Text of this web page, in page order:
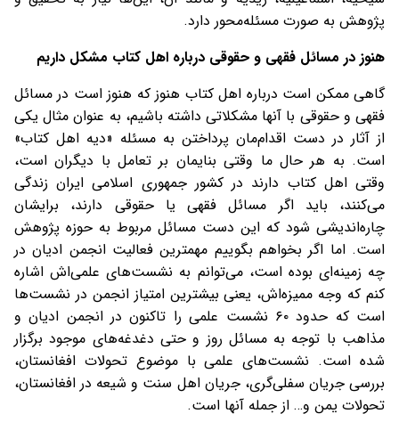
پژوهش به صورت مسئله‌محور دارد.
هنوز در مسائل فقهی و حقوقی درباره اهل کتاب مشکل داریم
گاهی ممکن است درباره اهل کتاب هنوز که هنوز است در مسائل
فقهی و حقوقی با آنها مشکلاتی داشته باشیم، به عنوان مثال یکی
از آثار در دست اقدام‌مان پرداختن به مسئله «دیه اهل کتاب»
است. به هر حال ما وقتی بنایمان بر تعامل با دیگران است،
وقتی اهل کتاب دارند در کشور جمهوری اسلامی ایران زندگی
می‌کنند، باید اگر مسائل فقهی یا حقوقی دارند، برایشان
چاره‌اندیشی شود که این دست مسائل مربوط به حوزه پژوهش
است. اما اگر بخواهم بگوییم مهمترین فعالیت انجمن ادیان در
چه زمینه‌ای بوده است، می‌توانم به نشست‌های علمی‌اش اشاره
کنم که وجه ممیزه‌اش، یعنی بیشترین امتیاز انجمن در نشست‌ها
است که حدود ۶۰ نشست علمی را تاکنون در انجمن ادیان و
مذاهب با توجه به مسائل روز و حتی دغدغه‌های موجود برگزار
شده است. نشست‌های علمی با موضوع تحولات افغانستان،
بررسی جریان سفلی‌گری، جریان اهل سنت و شیعه در افغانستان،
تحولات یمن و… از جمله آنها است.